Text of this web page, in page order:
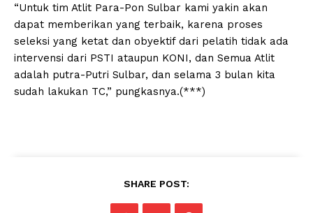
“Untuk tim Atlit Para-Pon Sulbar kami yakin akan
dapat memberikan yang terbaik, karena proses
seleksi yang ketat dan obyektif dari pelatih tidak ada
intervensi dari PSTI ataupun KONI, dan Semua Atlit
adalah putra-Putri Sulbar, dan selama 3 bulan kita
sudah lakukan TC,” pungkasnya.(***)
SHARE POST: